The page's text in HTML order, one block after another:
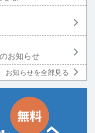
お知らせ
お知らせを全部見る